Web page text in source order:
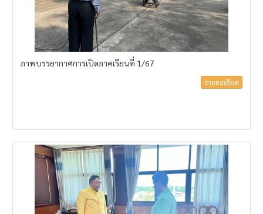
ภาพบรรยากาศการเปิดภาคเรียนที่ 1/67
รายละเอียด